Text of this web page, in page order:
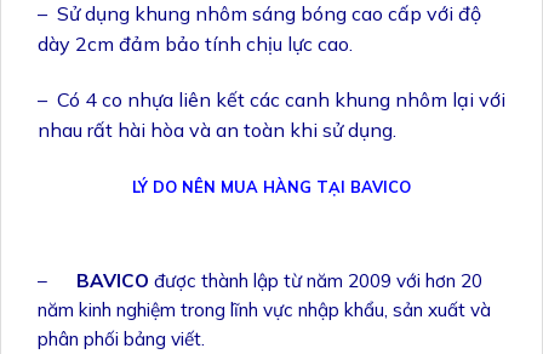
– Sử dụng khung nhôm sáng bóng cao cấp với độ
dày 2cm đảm bảo tính chịu lực cao.
– Có 4 co nhựa liên kết các canh khung nhôm lại với
nhau rất hài hòa và an toàn khi sử dụng.
LÝ DO NÊN MUA HÀNG TẠI BAVICO
– BAVICO được thành lập từ năm 2009 với hơn 20
năm kinh nghiệm trong lĩnh vực nhập khẩu, sản xuất và
phân phối bảng viết.